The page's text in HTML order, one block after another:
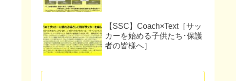
【SSC】Coach×Text［サッ
カーを始める子供たち･保護
者の皆様へ］